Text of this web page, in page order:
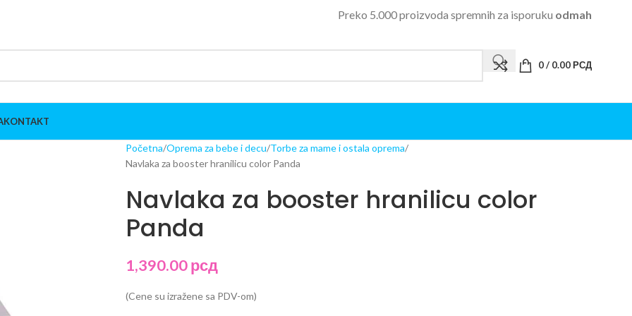
Preko 5.000 proizvoda spremnih za isporuku odmah
0/ 0.00РСД
KONTAKT
Početna Oprema za bebe i decu Torbe za mame i ostala oprema
Navlaka za booster hranilicu color Panda
Navlaka za booster hranilicu color
Panda
1,390.00рсд
(Cene su izražene sa PDV-om)